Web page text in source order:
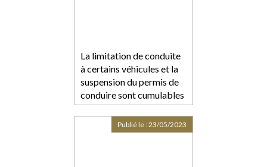
La limitation de conduite
à certains véhicules et la
suspension du permis de
conduire sont cumulables
Publié le :23/05/2023